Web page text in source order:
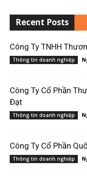
Recent Posts
Công Ty TNHH
Thông tin doanh nghiệp
Công Ty Cổ Phần
Đạt
Thông tin doanh nghiệp
Công Ty Cổ Phần
Thông tin doanh nghiệp